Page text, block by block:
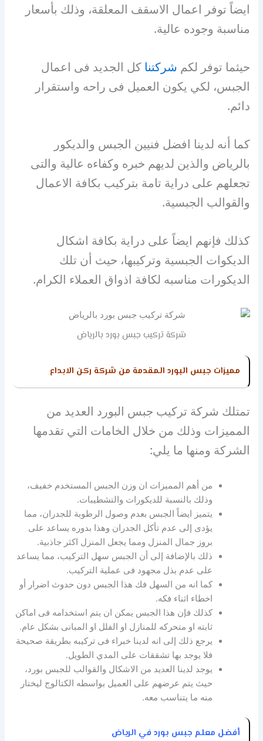
ايضاً توفر اعمال الاسقف المعلقة، وذلك بأسعار
مناسبة وجوده عالية.
حيثما توفر لكم شركتنا كل الجديد فى اعمال
الجبس، لكي يكون العميل فى راحه واستقرار
دائم.
كما أنه لدينا افضل فنيين الجبس والديكور
بالرياض والذين لديهم خبره وكفاءه عالية والتى
تجعلهم على دراية تامة بتركيب بكافة الاعمال
والقوالب الجبسية.
كذلك فإنهم ايضاً على دراية بكافة اشكال
الديكوات الجبسية وتركيبها، حيث أن تلك
الديكورات مناسبه لكافة اذواق العملاء الكرام.
شركة تركيب جبس بورد بالرياض
مميزات جبس البورد المقدمة من شركة ركن الابداع
تمتلك شركة تركيب جبس البورد العديد من
المميزات وذلك من خلال الخامات التي تقدمها
الشركة ومنها ما يلي:
من أهم المميزات ان وزن الجبس المستخدم خفيف،
وذلك بالنسبة للديكورات والتشطيبات.
يتميز ايضاً الجبس بعدم وصول الرطوبة للجدران، مما
يؤدى إلى عدم تأكل الجدران وهذا بدوره يساعد على
بروز جمال المنزل ومما يجعل المنزل اكثر جاذبية.
ذلك بالإضافة إلى أن الجبس سهل التركيب، مما يساعد
على عدم بذل مجهود فى عملية التركيب.
كما انه من السهل فك هذا الجبس دون حدوث اضرار أو
اخطاء اثناء فكه.
كذلك فإن هذا الجبس يمكن ان يتم استخدامه فى اماكن
ثابته او متحركه للمنازل او الفلل او المبانى بشكل عام.
يرجع ذلك إلى انه لدينا خبراء فى تركيبه بطريقة صحيحة
فلا يوجد بها تشققات على المدي الطويل.
يوجد لدينا العديد من الاشكال والقوالب للجبس بورد،
حيث يتم عرضهم على العميل بواسطه الكتالوج ليختار
منه ما يتناسب معه.
أفضل معلم جبس بورد في الرياض